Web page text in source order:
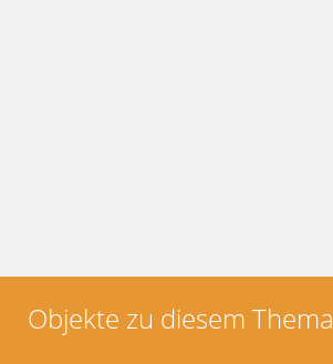
Objekte zu diesem Thema